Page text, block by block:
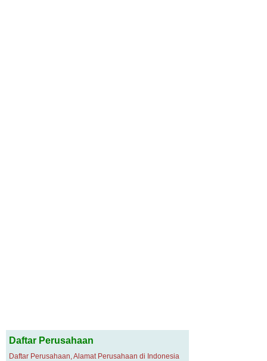
Daftar Perusahaan
Daftar Perusahaan, Alamat Perusahaan di Indonesia